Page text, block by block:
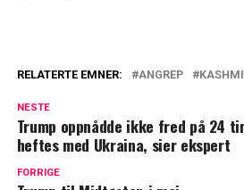
RELATERTE EMNER: ANGREP
NESTE
Trump oppnådde ikke fred på 24
heftes med Ukraina, sier ekspert
FORRIGE